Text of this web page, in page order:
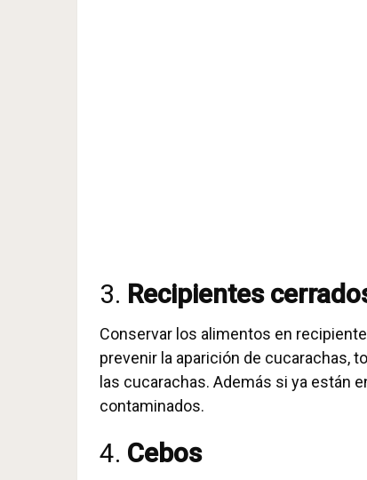
3. Recipientes
Conservar los alimentos en
prevenir la aparición de cucarachas,
las cucarachas. Además si ya están
contaminados.
4. Cebos